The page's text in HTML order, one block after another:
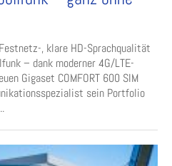
, klare HD-Sprachqualität
– dank moderner 4G/LTE-
Gigaset COMFORT 600 SIM
sein Portfolio